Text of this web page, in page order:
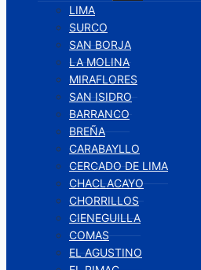
LIMA
SURCO
SAN BORJA
LA MOLINA
MIRAFLORES
SAN ISIDRO
BARRANCO
BREÑA
CARABAYLLO
CERCADO DE LIMA
CHACLACAYO
CHORRILLOS
CIENEGUILLA
COMAS
EL AGUSTINO